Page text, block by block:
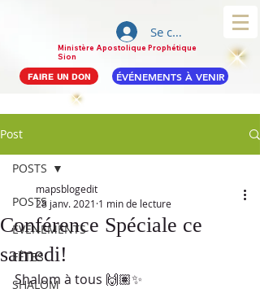
Ministère Apostolique Prophétique
Sion
Se connecter
FAIRE UN DON ÉVÉNEMENTS À VENIR
Post
POSTS
ÉVÉNEMENTS
FÊTES
SHALOM
POSTS
Conférence Spéciale ce
samedi!
mapsblogedit
28 janv. 2021 1 min de lecture
Shalom à tous 🙌🏽✨